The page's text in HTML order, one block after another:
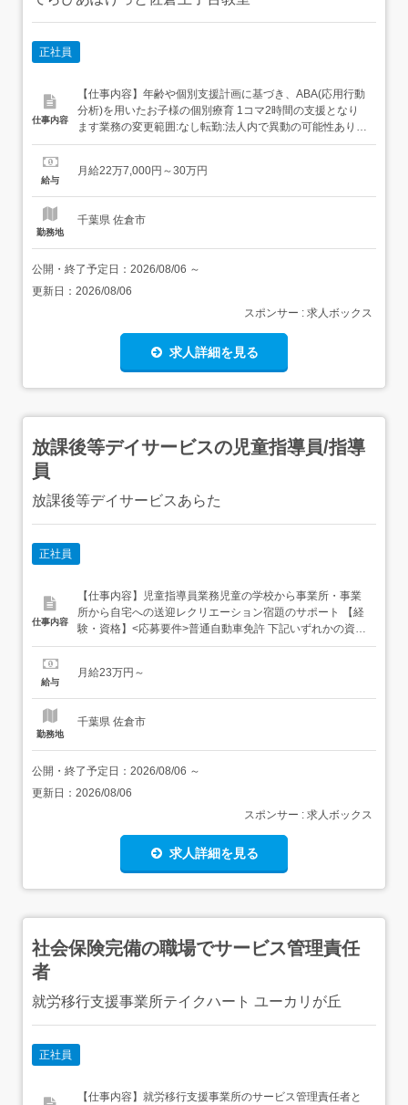
正社員
仕事内容
【仕事内容】年齢や個別支援計画に基づき、ABA(応用行動
分析)を用いたお子様の個別療育 1コマ2時間の支援となり
ます業務の変更範囲:なし転勤:法人内で異動の可能性あり
【経験・資格】<応募要件>自動車運転免許ブランク可経験
月給 227,000円 〜 300,000円<給与の備考>給与内訳・基本
給与
月給22万7,000円～30万円
勤務地
千葉県 佐倉市
公開・終了予定日： 2026/08/06 ～
更新日： 2026/08/06
スポンサー : 求人ボックス
求人詳細を見る
放課後等デイサービスの児童指導員/指導
員
放課後等デイサービスあらた
正社員
仕事内容
【仕事内容】児童指導員業務児童の学校から事業所・事業
所から自宅への送迎レクリエーション宿題のサポート 【経
験・資格】<応募要件>普通自動車免許 下記いずれかの資
格・経験をお持ちの方 ・社会福祉士 ・保育士 ・教員免許
歓迎要件>子供が好きな方 人助けが好きな方 【給与】月給
給与
月給23万円～
勤務地
千葉県 佐倉市
公開・終了予定日： 2026/08/06 ～
更新日： 2026/08/06
スポンサー : 求人ボックス
求人詳細を見る
社会保険完備の職場でサービス管理責任
者
就労移行支援事業所テイクハート ユーカリが丘
正社員
【仕事内容】就労移行支援事業所のサービス管理責任者と